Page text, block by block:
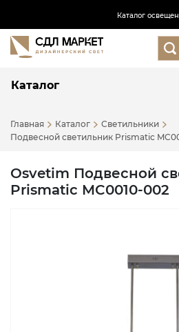
Каталог
Каталог
Главная Каталог
Светильники
Подвесной светильник Prismatic
Osvetim Подвесной
Prismatic MC0010-002